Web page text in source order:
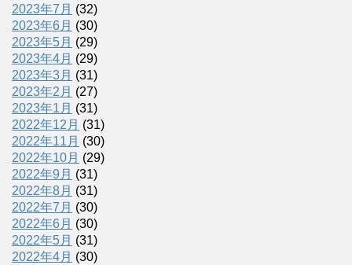
2023年7月 (32)
2023年6月 (30)
2023年5月 (29)
2023年4月 (29)
2023年3月 (31)
2023年2月 (27)
2023年1月 (31)
2022年12月 (31)
2022年11月 (30)
2022年10月 (29)
2022年9月 (31)
2022年8月 (31)
2022年7月 (30)
2022年6月 (30)
2022年5月 (31)
2022年4月 (30)